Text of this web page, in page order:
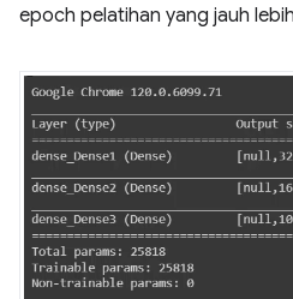
epoch pelatihan yang jauh